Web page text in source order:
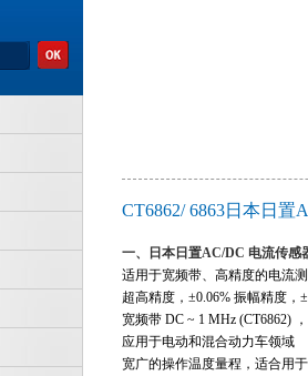
CT6862/ 6863日本日
一、
日本日置AC/DC 电流传感
适用于宽频带、高精度的电流
超高精度，±0.06% 振幅精度，
宽频带 DC ~ 1 MHz (CT6862)
应用于电动和混合动力车领域
宽广的操作温度量程，适合用